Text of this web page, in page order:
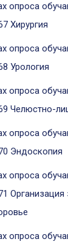
опроса
Хирургия
опроса
Урология
опроса
Челюстно-
опроса
Эндоскопия
опроса
опроса